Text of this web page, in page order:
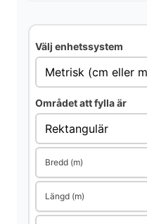
Välj enhetssystem
Området att fylla är
Bredd (m)
Längd (m)